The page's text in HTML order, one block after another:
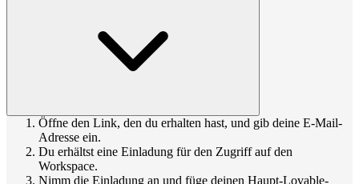
Öffne den Link, den du erhalten hast, und gib deine E-Mail-
Adresse ein.
Du erhältst eine Einladung für den Zugriff auf den
Workspace.
Nimm die Einladung an und füge deinen Haupt-Lovable-